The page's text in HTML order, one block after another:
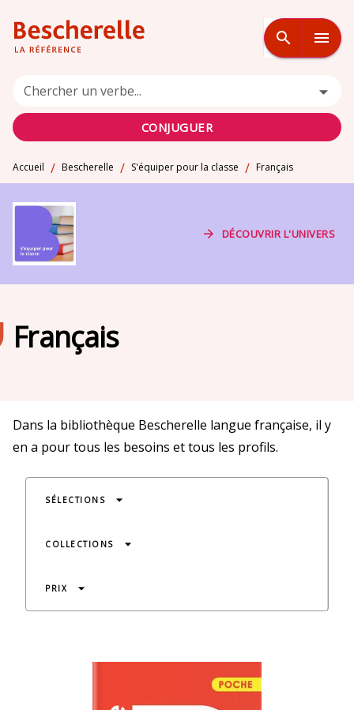
MENU RECHERCHE
PIED DE PAGE
search menu
Chercher un verbe...
CONJUGUER
Accueil / Bescherelle / S'équiper pour la classe / Français
arrow_forward DÉCOUVRIR L'UNIVERS
Français
Dans la bibliothèque Bescherelle langue française, il y
en a pour tous les besoins et tous les profils.
SÉLECTIONS arrow_drop_down
COLLECTIONS arrow_drop_down
PRIX arrow_drop_down